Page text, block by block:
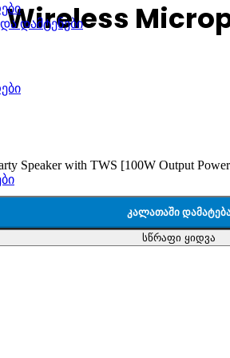
დამტენები
with TWS [100W Output
ᲙᲐᲚᲐᲗᲐᲨᲘ
სწრაფი ყიდვა